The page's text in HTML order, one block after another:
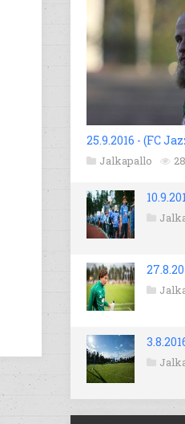
25.9.2016 - (FC
Jalkapallo